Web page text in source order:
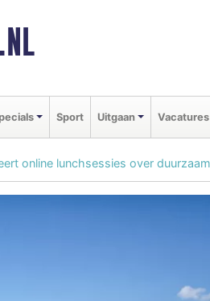
Sport Uitgaan Vacatures
online lunchsessies over